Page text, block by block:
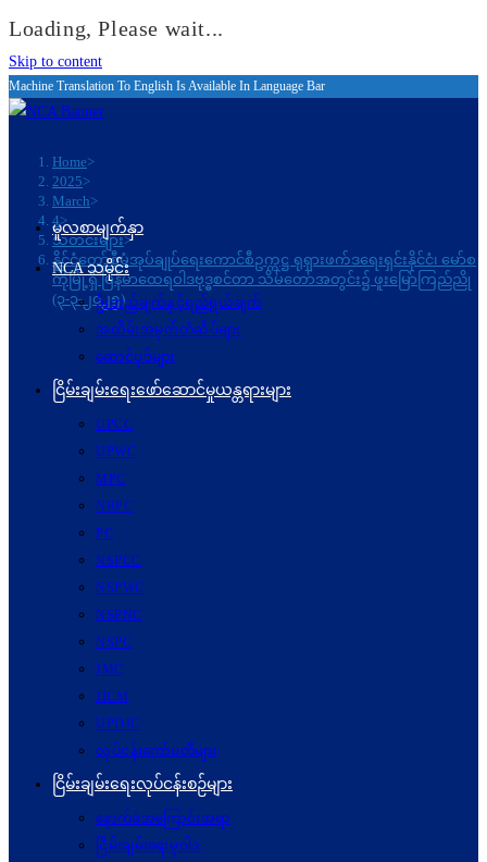
Loading, Please wait...
Skip to content
Machine Translation To English Is Available In Language Bar
Home>
2025>
March>
4>
သတင်းများ>
နိုင်ငံတော်စီမံအုပ်ချုပ်ရေးကောင်စီဥက္ကဋ္ဌ ရုရှားဖက်ဒရေးရှင်းနိုင်ငံ၊ မော်စ
ကိုမြို့ရှိ မြန်မာထေရဝါဒဗုဒ္ဓစင်တာ သိမ်တော်အတွင်း၌ ဖူးမြော်ကြည်ညို
(၃-၃-၂၀၂၅)
မူလစာမျက်နှာ
NCA သမိုင်း
ဦးတည်ချက်နှင့်ရည်ရွယ်ချက်
အထိမ်းအမှတ်တံဆိပ်များ
ဆောင်ပုဒ်များ
ငြိမ်းချမ်းရေးဖော်‌ဆောင်မှုယန္တရားများ
UPCC
UPWC
MPC
NRPC
PC
NSPCC
NSPWC
NSPNC
NSPC
JMC
JICM
UPDJC
လုပ်ငန်းကော်မတီများ
ငြိမ်းချမ်းရေးလုပ်ငန်းစဉ်များ
နောက်ခံအကြောင်းအရာ
ငြိမ်းချမ်းရေးမူဝါဒ